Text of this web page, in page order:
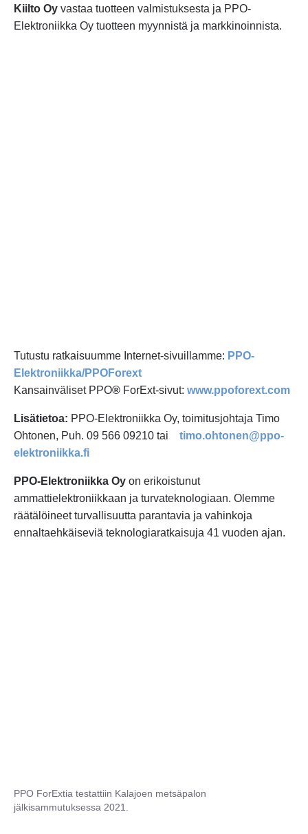
Kiilto Oy vastaa tuotteen valmistuksesta ja PPO-
Elektroniikka Oy tuotteen myynnistä ja markkinoinnista.
Tutustu ratkaisuumme Internet-sivuillamme: PPO-
Elektroniikka/PPOForext
Kansainväliset PPO® ForExt-sivut: www.ppoforext.com
Lisätietoa: PPO-Elektroniikka Oy, toimitusjohtaja Timo
Ohtonen, Puh. 09 566 09210 tai timo.ohtonen@ppo-
elektroniikka.fi
PPO-Elektroniikka Oy on erikoistunut
ammattielektroniikkaan ja turvateknologiaan. Olemme
räätälöineet turvallisuutta parantavia ja vahinkoja
ennaltaehkäiseviä teknologiaratkaisuja 41 vuoden ajan.
PPO ForExtia testattiin Kalajoen metsäpalon
jälkisammutuksessa 2021.